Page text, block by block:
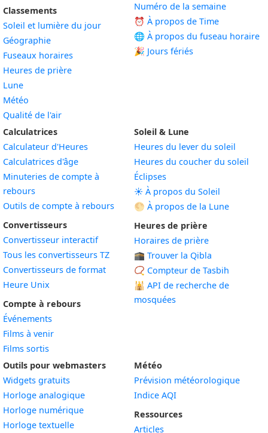
Classements
Soleil et lumière du jour
Géographie
Fuseaux horaires
Heures de prière
Lune
Météo
Qualité de l'air
Numéro de la semaine
⏰ À propos de Time
🌐 À propos du fuseau horaire
🎉 Jours fériés
Calculatrices
Calculateur d'Heures
Calculatrices d'âge
Minuteries de compte à
rebours
Outils de compte à rebours
Convertisseurs
Convertisseur interactif
Tous les convertisseurs TZ
Convertisseurs de format
Heure Unix
Compte à rebours
Événements
Films à venir
Films sortis
Soleil & Lune
Heures du lever du soleil
Heures du coucher du soleil
Éclipses
☀️ À propos du Soleil
🌕 À propos de la Lune
Heures de prière
Horaires de prière
🕋 Trouver la Qibla
📿 Compteur de Tasbih
🕌 API de recherche de
mosquées
Outils pour webmasters
Widgets gratuits
Horloge analogiqueWidget
Horloge numériqueWidget
Horloge textuelleWidget
Météo
Prévision météorologique
Indice AQI
Ressources
Articles